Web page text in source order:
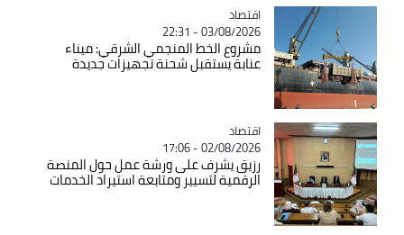
Catégorie
اقتصاد
03/08/2026 - 22:31
مشروع الخط المنجمي الشرقي: ميناء
عنابة يستقبل شحنة تجهيزات جديدة
Catégorie
اقتصاد
02/08/2026 - 17:06
رزيق يشرف على ورشة عمل حول المنصة
الرقمية لتسيير ومتابعة استيراد الخدمات